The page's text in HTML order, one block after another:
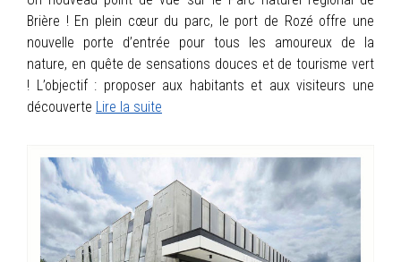
Brière ! En plein cœur du parc, le port de Rozé offre une
nouvelle porte d’entrée pour tous les amoureux de la
nature, en quête de sensations douces et de tourisme vert
! L’objectif : proposer aux habitants et aux visiteurs une
découverte Lire la suite